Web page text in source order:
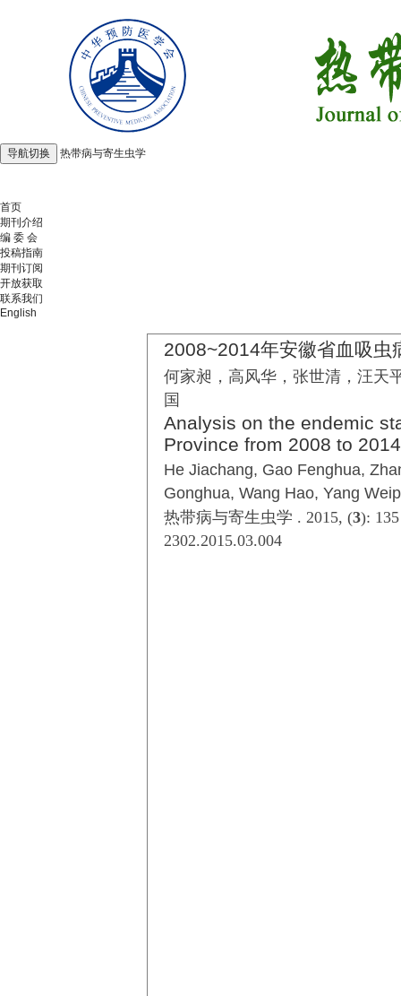
导航切换 热带病与寄生虫学
首页
期刊介绍
编 委 会
投稿指南
期刊订阅
开放获取
联系我们
English
2008~2014年安徽省血吸虫
何家昶，高风华，张世清，汪天
国
Analysis on the endemic
Province from 2008 to 2014
He Jiachang, Gao Fenghua,
Gonghua, Wang Hao, Yang
热带病与寄生虫学 . 2015, (3):
2302.2015.03.004